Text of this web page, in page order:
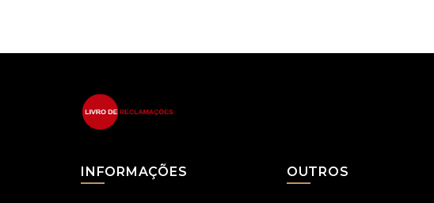
INFORMAÇÕES OUTROS